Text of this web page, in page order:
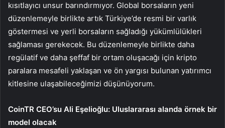
kısıtlayıcı unsur barındırmıyor. Global borsaların yeni
düzenlemeyle birlikte artık Türkiye’de resmi bir varlık
göstermesi ve yerli borsaların sağladığı yükümlülükleri
sağlaması gerekecek. Bu düzenlemeyle birlikte daha
regülatif ve daha şeffaf bir ortam oluşacağı için kripto
paralara mesafeli yaklaşan ve ön yargısı bulunan yatırımcı
kitlesine ulaşabileceğimizi düşünüyorum.
CoinTR CEO’su Ali Eşelioğlu: Uluslararası alanda örnek bir
model olacak